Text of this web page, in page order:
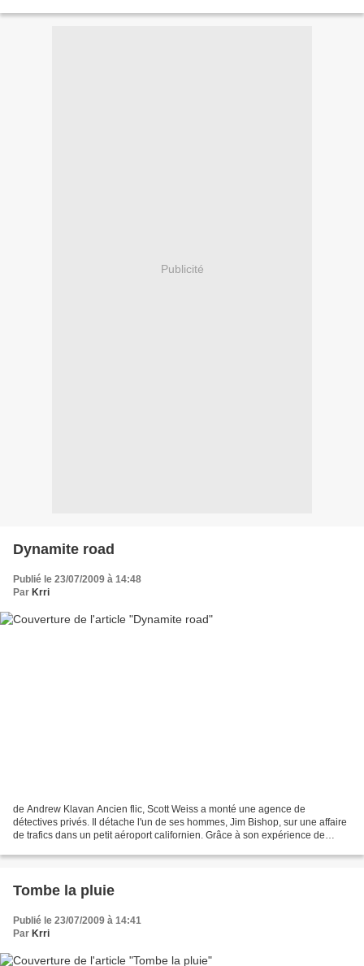
Publicité
Dynamite road
Publié le 23/07/2009 à 14:48
Par Krri
de Andrew Klavan Ancien flic, Scott Weiss a monté une agence de
détectives privés. Il détache l'un de ses hommes, Jim Bishop, sur une affaire
de trafics dans un petit aéroport californien. Grâce à son expérience de
Tombe la pluie
Publié le 23/07/2009 à 14:41
Par Krri